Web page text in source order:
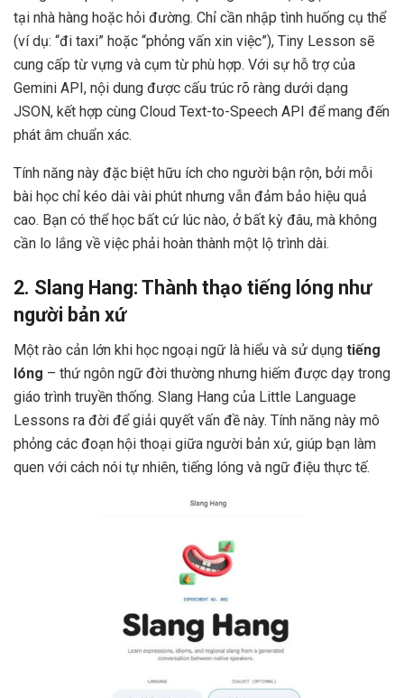
tại nhà hàng hoặc hỏi đường. Chỉ cần nhập tình huống cụ thể
(ví dụ: “đi taxi” hoặc “phỏng vấn xin việc”), Tiny Lesson sẽ
cung cấp từ vựng và cụm từ phù hợp. Với sự hỗ trợ của
Gemini API, nội dung được cấu trúc rõ ràng dưới dạng
JSON, kết hợp cùng Cloud Text-to-Speech API để mang đến
phát âm chuẩn xác.
Tính năng này đặc biệt hữu ích cho người bận rộn, bởi mỗi
bài học chỉ kéo dài vài phút nhưng vẫn đảm bảo hiệu quả
cao. Bạn có thể học bất cứ lúc nào, ở bất kỳ đâu, mà không
cần lo lắng về việc phải hoàn thành một lộ trình dài.
2. Slang Hang: Thành thạo tiếng lóng như
người bản xứ
Một rào cản lớn khi học ngoại ngữ là hiểu và sử dụng tiếng
lóng – thứ ngôn ngữ đời thường nhưng hiếm được dạy trong
giáo trình truyền thống. Slang Hang của Little Language
Lessons ra đời để giải quyết vấn đề này. Tính năng này mô
phỏng các đoạn hội thoại giữa người bản xứ, giúp bạn làm
quen với cách nói tự nhiên, tiếng lóng và ngữ điệu thực tế.